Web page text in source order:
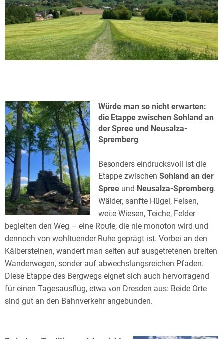
Würde man so nicht erwarten:
die Etappe zwischen Sohland an
der Spree und Neusalza-
Spremberg
Besonders eindrucksvoll ist die
Etappe zwischen Sohland an der
Spree und Neusalza-Spremberg.
Wälder, sanfte Hügel, Felsen,
weite Wiesen, Teiche, Felder
begleiten den Weg – eine Route, die nie monoton wird und
dennoch von wohltuender Ruhe geprägt ist. Vorbei an den
Kälbersteinen, wandert man selten auf ausgetretenen breiten
Wanderwegen, sonder auf abwechslungsreichen Pfaden.
Diese Etappe des Bergwegs eignet sich auch hervorragend
für einen Tagesausflug, etwa von Dresden aus: Beide Orte
sind gut an den Bahnverkehr angebunden.